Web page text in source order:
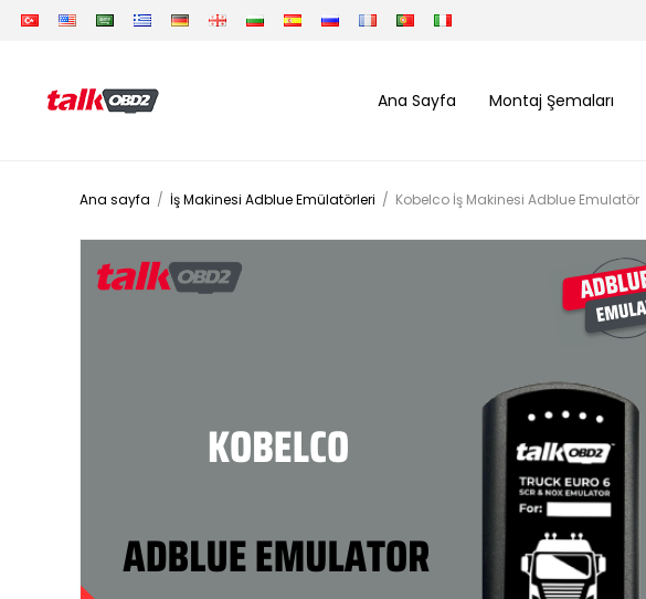
Ana Sayfa Montaj Şemaları
Ana sayfa / İş Makinesi Adblue Emülatörleri / Kobelco İş Makinesi Adblue Emulatör